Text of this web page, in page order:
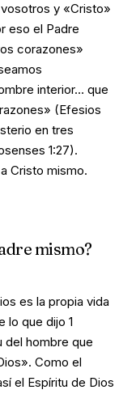
y «Cristo»
eso el Padre
corazones»
interior… que
(Efesios
en tres
1:27).
Cristo mismo.
mismo?
es la propia vida
lo que dijo 1
del hombre que
Como el
el Espíritu de Dios